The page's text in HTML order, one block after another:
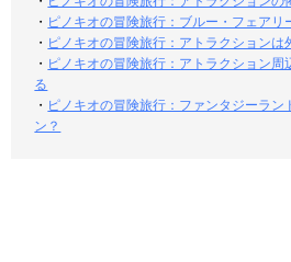
・ ピノキオの冒険旅行：ブルー・フェアリ
・ ピノキオの冒険旅行：アトラクションは
・ ピノキオの冒険旅行：アトラクション周
る
・ ピノキオの冒険旅行：ファンタジーラン
ン？